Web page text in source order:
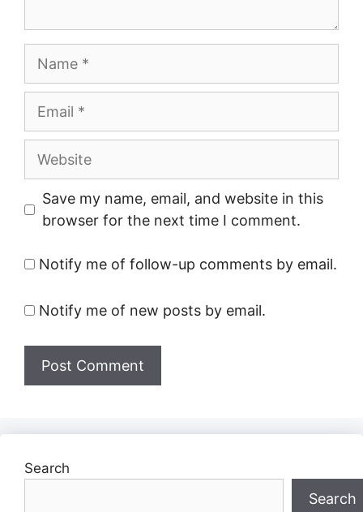
Name
Email
Website
Save my name, email, and website in this
browser for the next time I comment.
Notify me of follow-up comments by email.
Notify me of new posts by email.
Search
Search